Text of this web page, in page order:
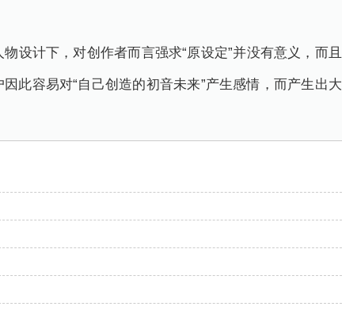
设计下，对创作者而言强求“原设定”并没有意义，而且
此容易对“自己创造的初音未来”产生感情，而产生出大